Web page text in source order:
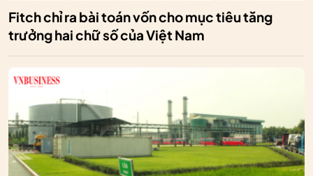
Fitch chỉ ra bài toán vốn cho mục tiêu tăng
trưởng hai chữ số của Việt Nam